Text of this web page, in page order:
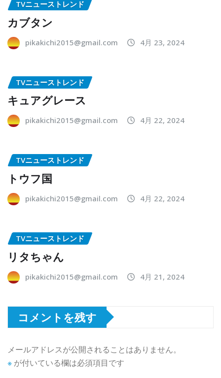
TVニューストレンド
カブタン
pikakichi2015@gmail.com 4月 23, 2024
TVニューストレンド
キュアグレース
pikakichi2015@gmail.com 4月 22, 2024
TVニューストレンド
トウフ国
pikakichi2015@gmail.com 4月 22, 2024
TVニューストレンド
リタちゃん
pikakichi2015@gmail.com 4月 21, 2024
コメントを残す
メールアドレスが公開されることはありません。
※ が付いている欄は必須項目です